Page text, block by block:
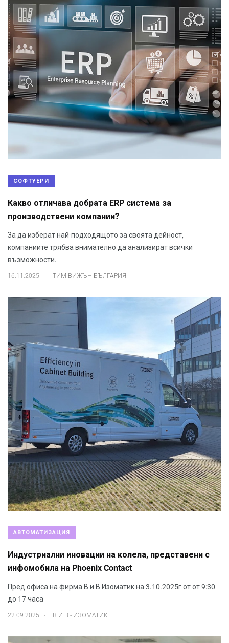
СОФТУЕРИ
Какво отличава добрата ERP система за
производствени компании?
За да изберат най-подходящото за своята дейност,
компаниите трябва внимателно да анализират всички
възможности.
16.11.2025 ТИМ ВИЖЪН БЪЛГАРИЯ
АВТОМАТИЗАЦИЯ
Индустриални иновации на колела, представени с
инфомобила на Phoenix Contact
Пред офиса на фирма В и В Изоматик на 3.10.2025г от от 9:30
до 17 часа
22.09.2025 В И В - ИЗОМАТИК